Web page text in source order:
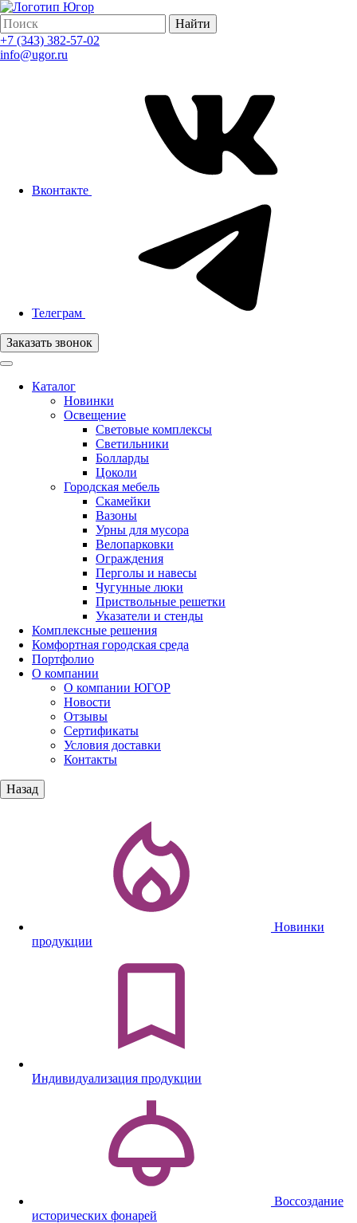
Найти
+7 (343) 382-57-02
info@ugor.ru
Вконтакте
Телеграм
Заказать звонок
Каталог
Новинки
Освещение
Световые комплексы
Светильники
Болларды
Цоколи
Городская мебель
Скамейки
Вазоны
Урны для мусора
Велопарковки
Ограждения
Перголы и навесы
Чугунные люки
Приствольные решетки
Указатели и стенды
Комплексные решения
Комфортная городская среда
Портфолио
О компании
О компании ЮГОР
Новости
Отзывы
Сертификаты
Условия доставки
Контакты
Назад
Новинки
продукции
Индивидуализация продукции
Воссоздание
исторических фонарей